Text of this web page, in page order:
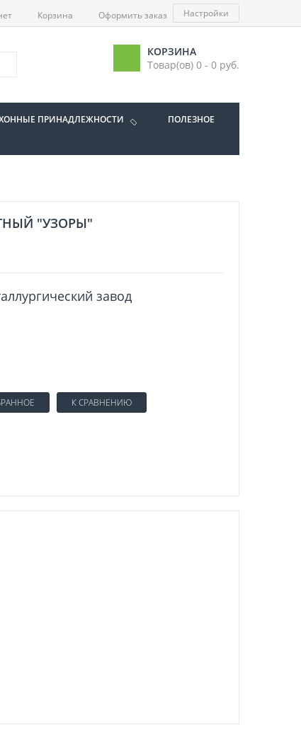
Корзина Оформить заказ Настройки
КОРЗИНА
Товар(ов) 0 - 0 руб.
ПРИНАДЛЕЖНОСТИ ПОЛЕЗНОЕ
"УЗОРЫ"
завод
К СРАВНЕНИЮ